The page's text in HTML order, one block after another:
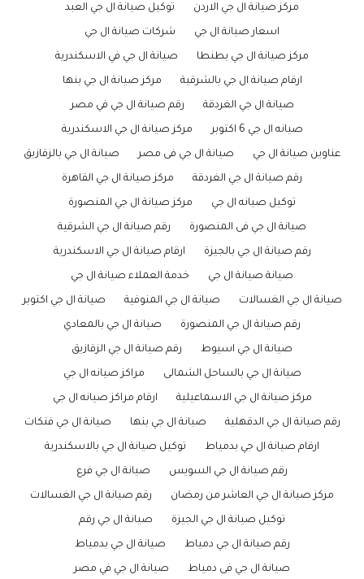
مركز صيانة ال جي الاردن توكيل صيانة ال جي العبد
اسعار صيانة ال جي شركات صيانة ال جي
مركز صيانة ال جي بطنطا صيانة ال جي في الاسكندرية
ارقام صيانة ال جي بالشرقية مركز صيانة ال جي بنها
صيانة ال جي الغردقة رقم صيانة ال جي في مصر
صيانه ال جي 6 اكتوبر مركز صيانة ال جي الاسكندرية
عناوين صيانة ال جي صيانة ال جي فى مصر صيانة ال جي بالزقازيق
رقم صيانة ال جي الغردقة مركز صيانة ال جي القاهرة
توكيل صيانه ال جي مركز صيانة ال جي المنصورة
صيانة ال جي فى المنصورة رقم صيانة ال جي الشرقية
رقم صيانة ال جي بالجيزة ارقام صيانة ال جي الاسكندرية
صيانة صيانة ال جي خدمة العملاء صيانة ال جي
صيانة ال جي الغسالات صيانة ال جي المنوفية صيانة ال جي اكتوبر
رقم صيانة ال جي المنصورة صيانة ال جي بالمعادي
صيانة ال جي اسيوط رقم صيانة ال جي الزقازيق
صيانة ال جي بالساحل الشمالى مراكز صيانه ال جي
مركز صيانة ال جي الاسماعيلية ارقام مراكز صيانه ال جي
رقم صيانة ال جي الدقهلية صيانة ال جي بنها صيانة ال جي فتكات
ارقام صيانة ال جي بدمياط توكيل صيانة ال جي بالاسكندرية
رقم صيانة ال جي السويس صيانة ال جي فرع
مركز صيانة ال جي العاشر من رمضان رقم صيانة ال جي الغسالات
توكيل صيانة ال جي الجيزة صيانة ال جي رقم
رقم صيانة ال جي دمياط صيانة ال جي بدمياط
صيانة ال جي فى دمياط صيانة ال جي في مصر